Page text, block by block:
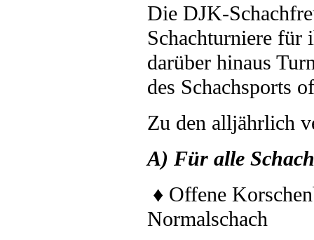
Die DJK-
Schachturniere für
darüber hinaus
des Schachsports
Zu den alljährlich
A) Für alle
♦ Offene
Normalschach